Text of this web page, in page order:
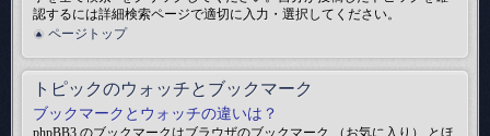
認するには詳細検索ページで適切に入力・選択してください。
ページトップ
トピックのウォッチとブックマーク
ブックマークとウォッチの違いは？
phpBB3 のブックマークはブラウザのブックマーク （お気に入り） とほ